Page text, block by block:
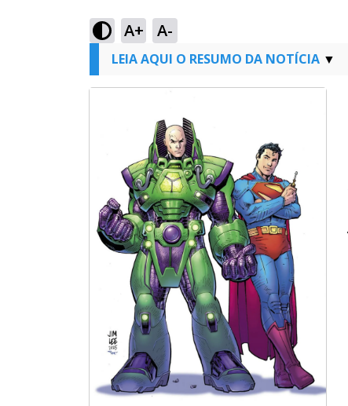
A+ A-
LEIA AQUI O RESUMO DA NOTÍCIA